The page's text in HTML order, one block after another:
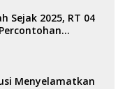
Sejak 2025, RT 04
Menyelamatkan